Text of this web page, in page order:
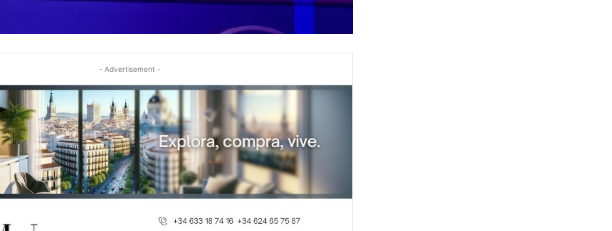
- Advertisement -